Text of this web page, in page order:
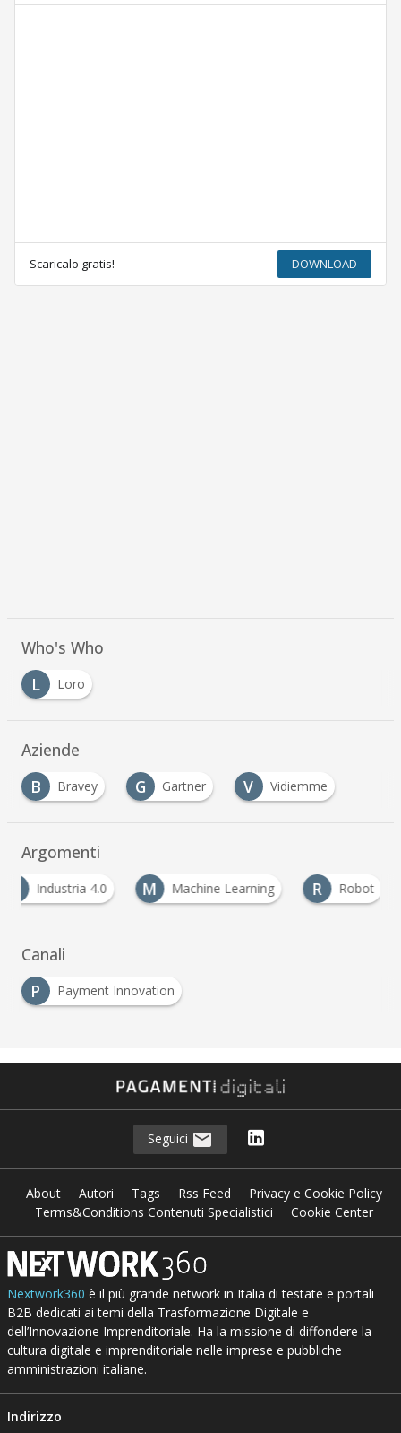
Scaricalo gratis! DOWNLOAD
Who's Who
L
Loro
Aziende
B
Bravey G Gartner V Vidiemme
Argomenti
M
Machine Learning R Robot U User
Canali
P
Payment Innovation
Seguici
About Autori Tags Rss Feed
Privacy e Cookie Policy
Terms&Conditions Contenuti Specialistici
Cookie Center
Nextwork360 è il più grande network in Italia di testate e portali
B2B dedicati ai temi della Trasformazione Digitale e
dell’Innovazione Imprenditoriale. Ha la missione di diffondere la
cultura digitale e imprenditoriale nelle imprese e pubbliche
amministrazioni italiane.
Indirizzo